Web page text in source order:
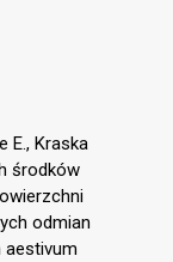
E., Kraska
środków
odmian